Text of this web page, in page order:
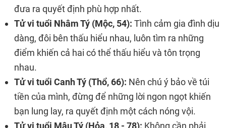
đưa ra quyết định phù hợp nhất.
Tử vi tuổi Nhâm Tý (Mộc, 54): Tình cảm gia đình dịu
dàng, đôi bên thấu hiểu nhau, luôn tìm ra những
điểm khiến cả hai có thể thấu hiểu và tôn trọng
nhau.
Tử vi tuổi Canh Tý (Thổ, 66): Nên chú ý bảo về túi
tiền của mình, đừng để những lời ngon ngọt khiến
bạn lung lay, ra quyết định một cách nóng vội.
Tử vi tuổi Mậu Tý (Hỏa, 18 - 78): Không cần phải